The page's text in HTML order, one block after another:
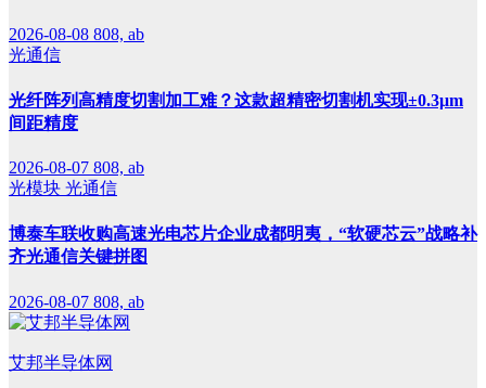
2026-08-08 808, ab
光通信
光纤阵列高精度切割加工难？这款超精密切割机实现±0.3μm
间距精度
2026-08-07 808, ab
光模块 光通信
博泰车联收购高速光电芯片企业成都明夷，“软硬芯云”战略补
齐光通信关键拼图
2026-08-07 808, ab
艾邦半导体网